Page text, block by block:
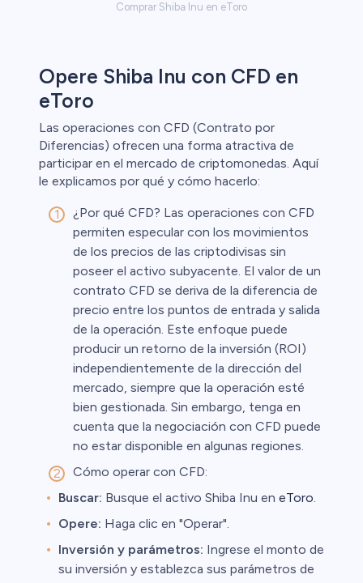
Comprar Shiba Inu en eToro
Opere Shiba Inu con CFD en
eToro
Las operaciones con CFD (Contrato por
Diferencias) ofrecen una forma atractiva de
participar en el mercado de criptomonedas. Aquí
le explicamos por qué y cómo hacerlo:
¿Por qué CFD? Las operaciones con CFD
permiten especular con los movimientos
de los precios de las criptodivisas sin
poseer el activo subyacente. El valor de un
contrato CFD se deriva de la diferencia de
precio entre los puntos de entrada y salida
de la operación. Este enfoque puede
producir un retorno de la inversión (ROI)
independientemente de la dirección del
mercado, siempre que la operación esté
bien gestionada. Sin embargo, tenga en
cuenta que la negociación con CFD puede
no estar disponible en algunas regiones.
Cómo operar con CFD:
Buscar: Busque el activo Shiba Inu en eToro.
Opere: Haga clic en "Operar".
Inversión y parámetros: Ingrese el monto de
su inversión y establezca sus parámetros de